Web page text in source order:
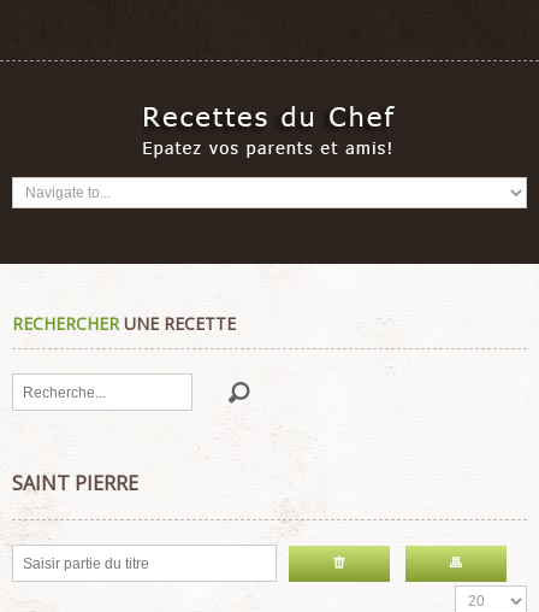
RECHERCHERUNE RECETTE
Rechercher
SAINT PIERRE